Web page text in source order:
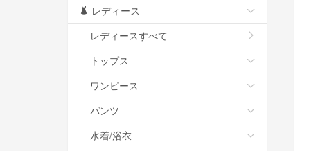
レディース
レディースすべて
トップス
ワンピース
パンツ
水着/浴衣